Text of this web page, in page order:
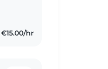
€15.00/hr